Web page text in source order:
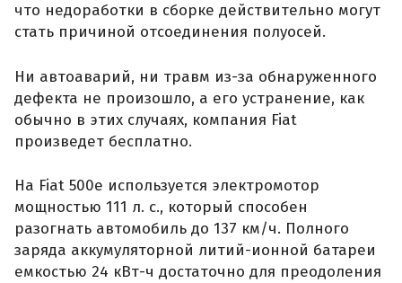
что недоработки в сборке действительно могут
стать причиной отсоединения полуосей.
Ни автоаварий, ни травм из-за обнаруженного
дефекта не произошло, а его устранение, как
обычно в этих случаях, компания Fiat
произведет бесплатно.
На Fiat 500e используется электромотор
мощностью 111 л. с., который способен
разогнать автомобиль до 137 км/ч. Полного
заряда аккумуляторной литий-ионной батареи
емкостью 24 кВт-ч достаточно для преодоления